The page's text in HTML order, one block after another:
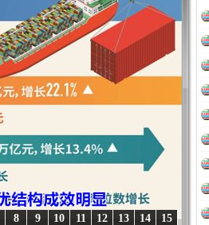
15
14
13
12
11
10
9
8